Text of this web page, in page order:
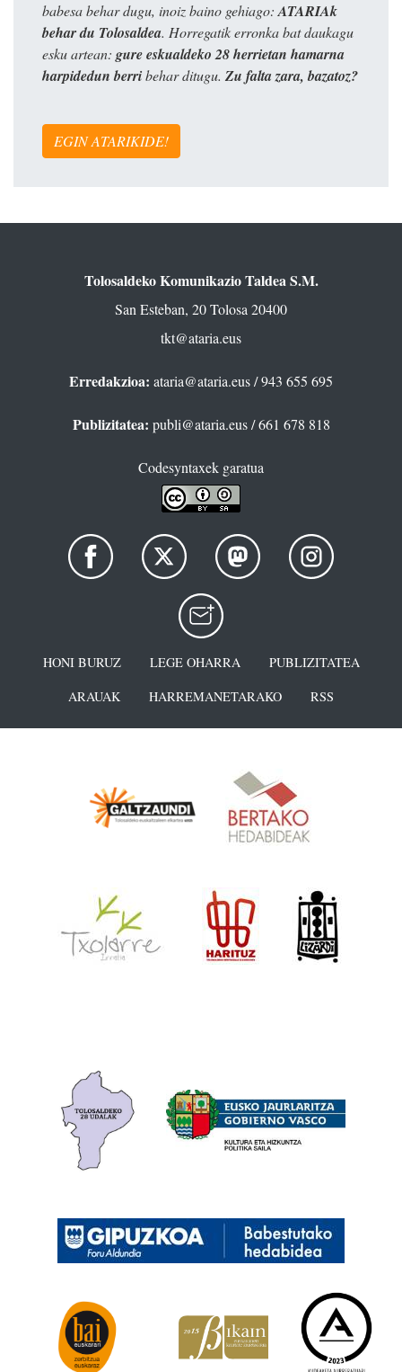
babesa behar dugu, inoiz baino gehiago:ATARIAk
behar du Tolosaldea. Horregatik erronka bat daukagu
esku artean: gure eskualdeko 28 herrietan hamarna
harpidedun berribehar ditugu. Zu falta zara, bazatoz?
EGIN ATARIKIDE!
Tolosaldeko Komunikazio Taldea S.M.
San Esteban, 20 Tolosa 20400
tkt@ataria.eus
Erredakzioa: ataria@ataria.eus/ 943 655 695
Publizitatea: publi@ataria.eus/ 661 678 818
Codesyntaxek garatua
HONI BURUZ LEGE OHARRA
PUBLIZITATEA
ARAUAK
HARREMANETARAKO RSS